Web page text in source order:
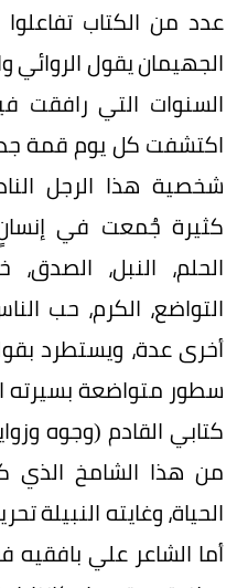
عدد من الكتاب
الجهيمان يقول الروائي
السنوات التي رافقت
اكتشفت كل يوم قمة
شخصية هذا الرجل
كثيرة جُمعت في إنسانٍ
الحلم، النبل،
التواضع، الكرم، حب
أخرى عدة، ويستطرد
سطور متواضعة بسيرته
كتابي القادم (وجوه
من هذا الشامخ
الحياة، وغايته النبيلة
أما الشاعر علي